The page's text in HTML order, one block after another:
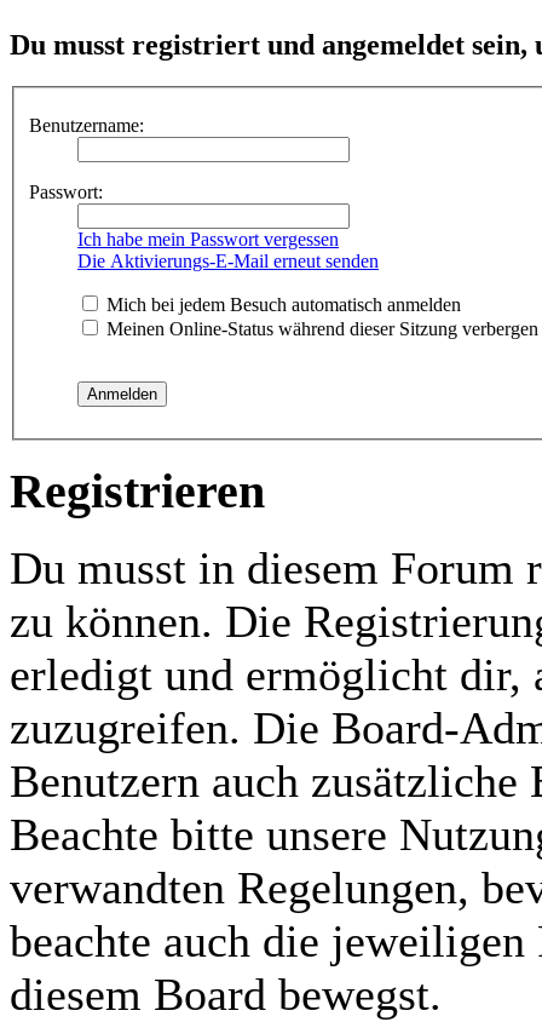
Du musst registriert und angemeldet sein,
Benutzername:
Passwort:
Ich habe mein Passwort vergessen
Die Aktivierungs-E-Mail erneut senden
Mich bei jedem Besuch automatisch anmelden
Meinen Online-Status während dieser Sitzung verbergen
Registrieren
Du musst in diesem Forum
zu können. Die
erledigt und ermöglicht dir,
zuzugreifen. Die Board-
Benutzern auch zusätzliche
Beachte bitte unsere
verwandten Regelungen,
beachte auch die
diesem Board bewegst.